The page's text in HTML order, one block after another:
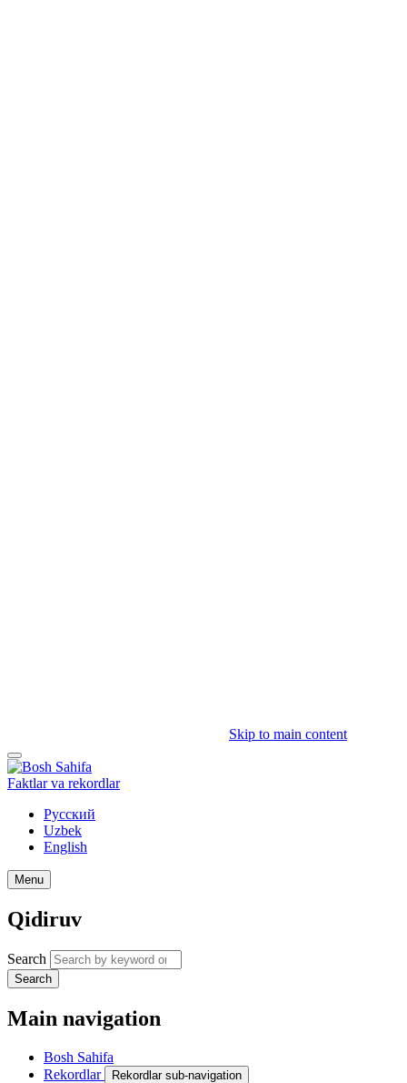
Skip to main content
Faktlar va rekordlar
Русский
Uzbek
English
Menu
Qidiruv
Search
Search
Main navigation
Bosh Sahifa
Rekordlar
Rekordlar sub-navigation